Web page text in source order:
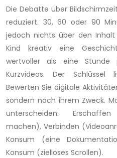
Die Debatte über
reduziert. 30, 60 oder 90
jedoch nichts über den
Kind kreativ eine
wertvoller als eine Stunde
Kurzvideos. Der
Bewerten Sie digitale
sondern nach ihrem Zweck.
unterscheiden:
machen), Verbinden
Konsum (eine
Konsum (zielloses Scrollen).